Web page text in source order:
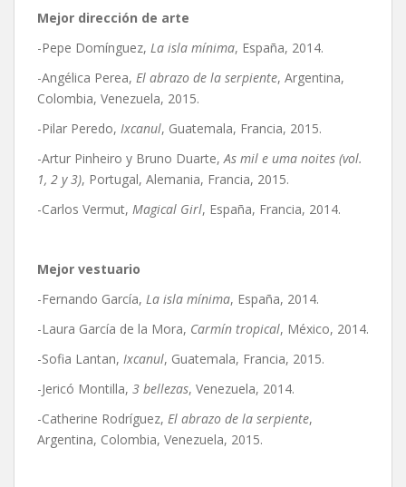
Mejor dirección de arte
-Pepe Domínguez, La isla mínima, España, 2014.
-Angélica Perea, El abrazo de la serpiente, Argentina,
Colombia, Venezuela, 2015.
-Pilar Peredo, Ixcanul, Guatemala, Francia, 2015.
-Artur Pinheiro y Bruno Duarte,As mil e uma noites (vol.
1, 2 y 3), Portugal, Alemania, Francia, 2015.
-Carlos Vermut, Magical Girl, España, Francia, 2014.
Mejor vestuario
-Fernando García, La isla mínima, España, 2014.
-Laura García de la Mora, Carmín tropical, México, 2014.
-Sofia Lantan, Ixcanul, Guatemala, Francia, 2015.
-Jericó Montilla, 3 bellezas, Venezuela, 2014.
-Catherine Rodríguez, El abrazo de la serpiente,
Argentina, Colombia, Venezuela, 2015.